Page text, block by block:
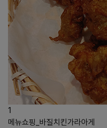
1
메뉴쇼핑_바질치킨가라아게